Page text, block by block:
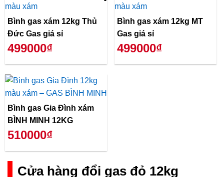
Bình gas xám 12kg Thủ
Đức Gas giá sỉ
499000₫
Bình gas xám 12kg MT
Gas giá sỉ
499000₫
Bình gas Gia Đình xám
BÌNH MINH 12KG
510000₫
Cửa hàng đổi gas đỏ 12kg